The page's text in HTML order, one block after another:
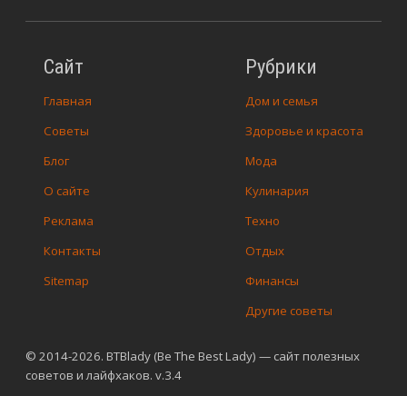
© 2014-2026. BTBlady (Be The Best Lady) — сайт полезных
советов и лайфхаков. v.3.4
Сайт
Главная
Советы
Блог
О сайте
Реклама
Контакты
Sitemap
Рубрики
Дом и семья
Здоровье и красота
Мода
Кулинария
Техно
Отдых
Финансы
Другие советы